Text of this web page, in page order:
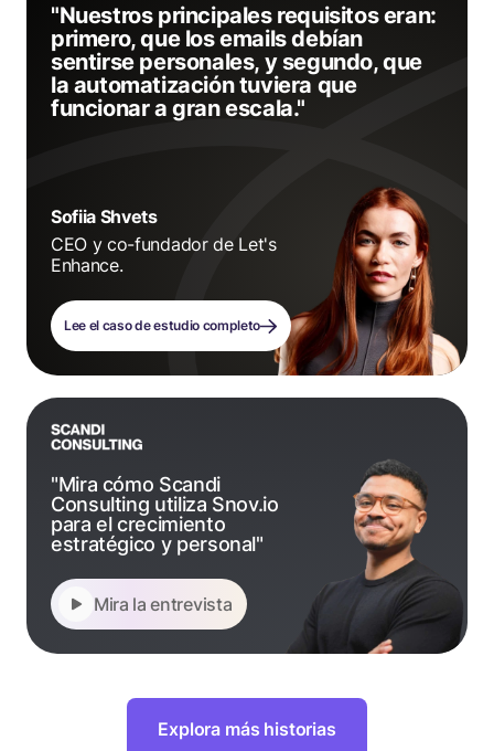
"Nuestros principales requisitos eran:
primero, que los emails debían
sentirse personales, y segundo, que
la automatización tuviera que
funcionar a gran escala."
Sofiia Shvets
CEO y co-fundador de Let's
Enhance.
Lee el caso de estudio completo
"Mira cómo Scandi
Consulting utiliza Snov.io
para el crecimiento
estratégico y personal"
Mira la entrevista
Explora más historias